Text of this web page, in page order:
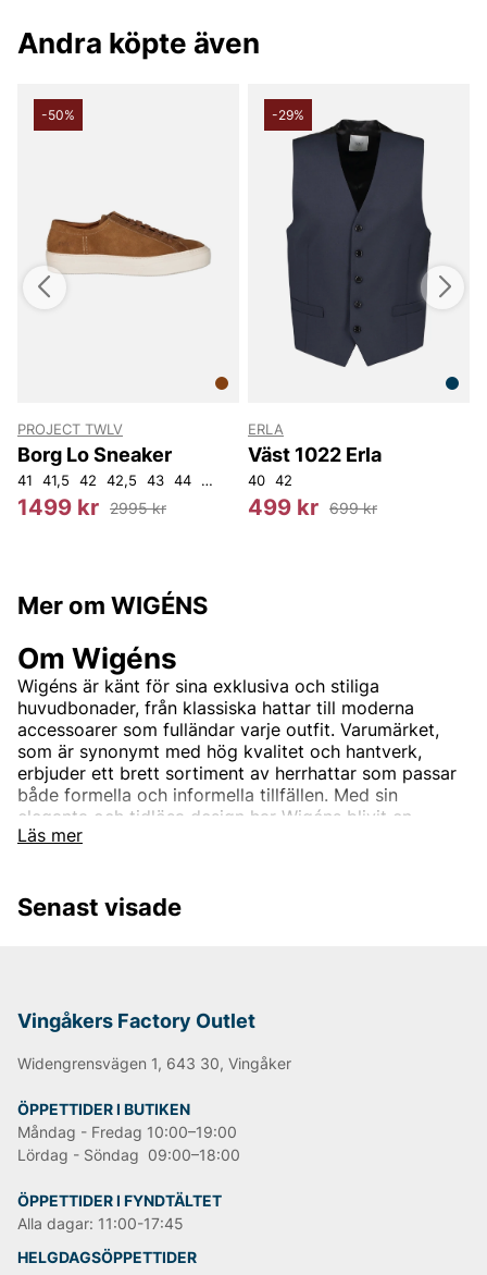
Andra köpte även
-50%
PROJECT TWLV
Borg Lo Sneaker
41 41,5 42 42,5 43 44 44,5 45 40,5
1499 kr 2995 kr
-29%
ERLA
Väst 1022 Erla
40 42
499 kr 699 kr
Mer om WIGÉNS
Läs mer
Om Wigéns
Wigéns är känt för sina exklusiva och stiliga
huvudbonader, från klassiska hattar till moderna
accessoarer som fulländar varje outfit. Varumärket,
som är synonymt med hög kvalitet och hantverk,
erbjuder ett brett sortiment av herrhattar som passar
både formella och informella tillfällen. Med sin
eleganta och tidlösa design har Wigéns blivit en
favorit för dem som vill addera en sofistikerad touch
och huvudbonader till fantastiska outletpriser,
Senast visade
Vingåkers Factory Outlet
Widengrensvägen 1, 643 30, Vingåker
ÖPPETTIDER I BUTIKEN
Måndag - Fredag 10:00–19:00
Lördag - Söndag 09:00–18:00
ÖPPETTIDER I FYNDTÄLTET
Alla dagar: 11:00-17:45
HELGDAGSÖPPETTIDER